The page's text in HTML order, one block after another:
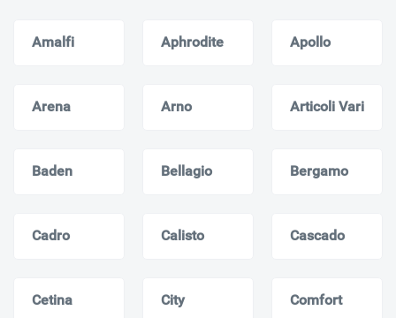
Amalfi Aphrodite Apollo
Arena Arno Articoli Vari
Baden Bellagio Bergamo
Cadro Calisto Cascado
Cetina City Comfort